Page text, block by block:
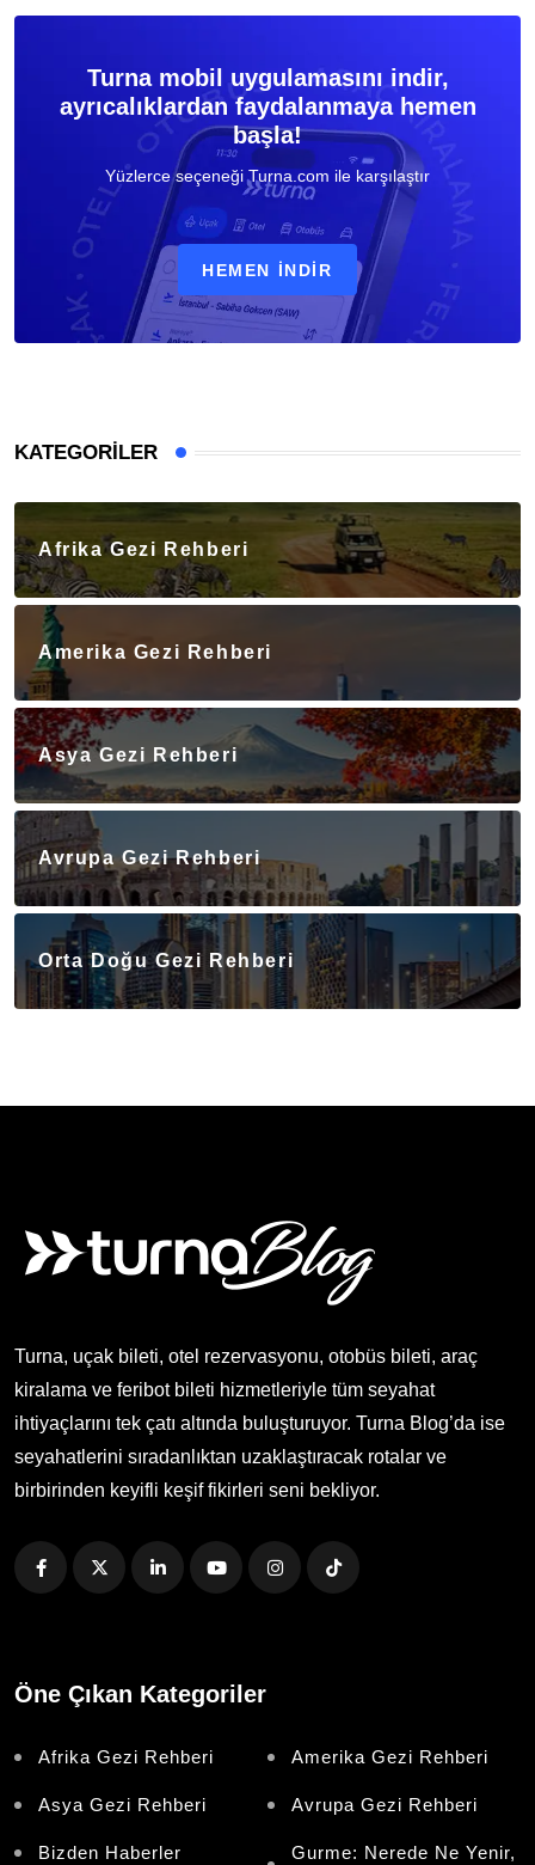
Turna mobil uygulamasını indir,
ayrıcalıklardan faydalanmaya hemen
başla!
Yüzlerce seçeneği Turna.com ile karşılaştır
HEMEN İNDIR
KATEGORILER
Afrika Gezi Rehberi
Amerika Gezi Rehberi
Asya Gezi Rehberi
Avrupa Gezi Rehberi
Orta Doğu Gezi Rehberi
Turna, uçak bileti, otel rezervasyonu, otobüs bileti, araç
kiralama ve feribot bileti hizmetleriyle tüm seyahat
ihtiyaçlarını tek çatı altında buluşturuyor. Turna Blog’da ise
seyahatlerini sıradanlıktan uzaklaştıracak rotalar ve
birbirinden keyifli keşif fikirleri seni bekliyor.
Öne Çıkan Kategoriler
Afrika Gezi Rehberi Amerika Gezi Rehberi
Asya Gezi Rehberi Avrupa Gezi Rehberi
Bizden Haberler
Gurme: Nerede Ne Yenir,